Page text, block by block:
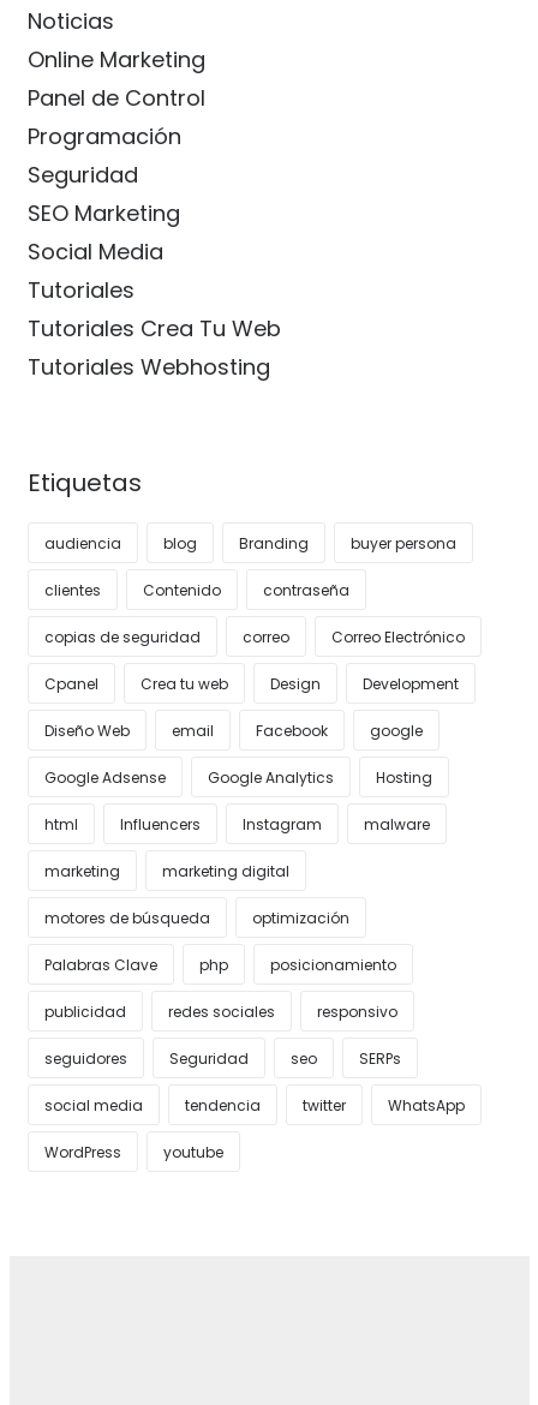
Noticias
Online Marketing
Panel de Control
Programación
Seguridad
SEO Marketing
Social Media
Tutoriales
Tutoriales Crea Tu Web
Tutoriales Webhosting
Etiquetas
audiencia blog Branding buyer persona
clientes Contenido contraseña
copias de seguridad correo Correo Electrónico
Cpanel Crea tu web Design Development
Diseño Web email Facebook google
Google Adsense Google Analytics Hosting
html Influencers Instagram malware
marketing marketing digital
motores de búsqueda optimización
Palabras Clave php posicionamiento
publicidad redes sociales responsivo
seguidores Seguridad seo SERPs
social media tendencia twitter WhatsApp
WordPress youtube